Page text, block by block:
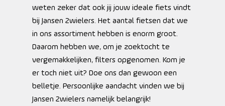
weten zeker dat ook jij jouw ideale fiets vindt
bij Jansen 2wielers. Het aantal fietsen dat we
in ons assortiment hebben is enorm groot.
Daarom hebben we, om je zoektocht te
vergemakkelijken, filters opgenomen. Kom je
er toch niet uit? Doe ons dan gewoon een
belletje. Persoonlijke aandacht vinden we bij
Jansen 2wielers namelijk belangrijk!